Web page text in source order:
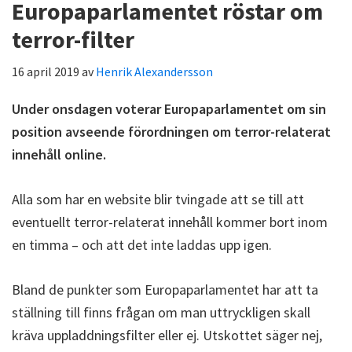
Europaparlamentet röstar om
terror-filter
16 april 2019 avHenrik Alexandersson
Under onsdagen voterar Europaparlamentet om sin
position avseende förordningen om terror-relaterat
innehåll online.
Alla som har en website blir tvingade att se till att
eventuellt terror-relaterat innehåll kommer bort inom
en timma – och att det inte laddas upp igen.
Bland de punkter som Europaparlamentet har att ta
ställning till finns frågan om man uttryckligen skall
kräva uppladdningsfilter eller ej. Utskottet säger nej,